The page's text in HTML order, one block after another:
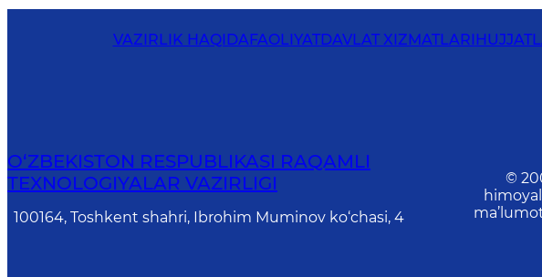
VAZIRLIK HAQIDAFAOLIYATDAVLAT XIZMATLARI
O‘ZBEKISTON RESPUBLIKASI RAQAMLI
TEXNOLOGIYALAR VAZIRLIGI
100164, Toshkent shahri, Ibrohim Muminov ko‘chasi, 4
©